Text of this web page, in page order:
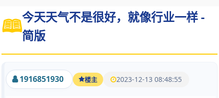
今天天气不是很好，就像行业一样 -
简版
1916851930 楼主 2023-12-13 08:48:55